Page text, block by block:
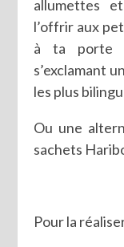
allumettes
l’offrir aux
à ta porte
s’exclamant
les plus
Ou une
sachets
Pour la